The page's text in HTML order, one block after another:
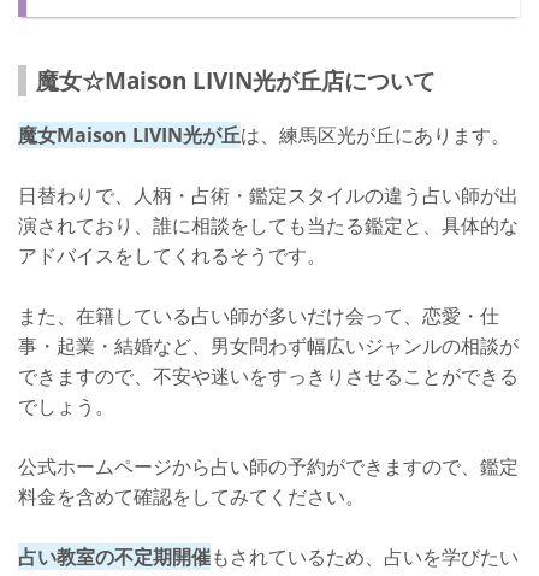
魔女☆Maison LIVIN光が丘店について
魔女Maison LIVIN光が丘は、練馬区光が丘にあります。
日替わりで、人柄・占術・鑑定スタイルの違う占い師が出
演されており、誰に相談をしても当たる鑑定と、具体的な
アドバイスをしてくれるそうです。
また、在籍している占い師が多いだけ会って、恋愛・仕
事・起業・結婚など、男女問わず幅広いジャンルの相談が
できますので、不安や迷いをすっきりさせることができる
でしょう。
公式ホームページから占い師の予約ができますので、鑑定
料金を含めて確認をしてみてください。
占い教室の不定期開催もされているため、占いを学びたい